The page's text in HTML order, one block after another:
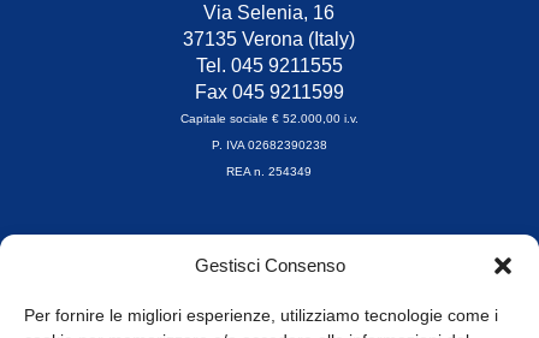
Gestisci Consenso
Per fornire le migliori esperienze, utilizziamo tecnologie come i
Via Selenia, 16
37135 Verona (Italy)
Tel. 045 9211555
Fax 045 9211599
Capitale sociale € 52.000,00 i.v.
P. IVA 02682390238
REA n. 254349
Orari di apertura
8.30-13.00 / 14.00-17.30